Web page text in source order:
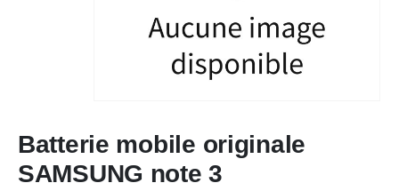
Batterie mobile originale
SAMSUNG note 3